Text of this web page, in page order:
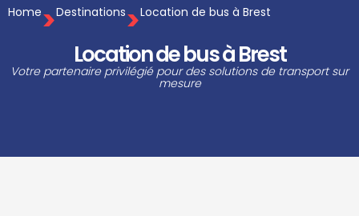
Home>Destinations>Location de bus à Brest
Location de bus à Brest
Votre partenaire privilégié pour des solutions de transport sur
mesure